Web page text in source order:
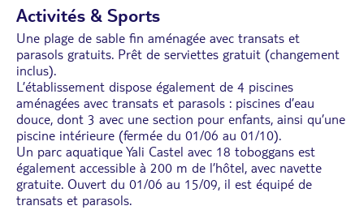
Activités & Sports
Une plage de sable fin aménagée avec transats et
parasols gratuits. Prêt de serviettes gratuit (changement
inclus).
L’établissement dispose également de 4 piscines
aménagées avec transats et parasols : piscines d’eau
douce, dont 3 avec une section pour enfants, ainsi qu’une
piscine intérieure (fermée du 01/06 au 01/10).
Un parc aquatique Yali Castel avec 18 toboggans est
également accessible à 200 m de l’hôtel, avec navette
gratuite. Ouvert du 01/06 au 15/09, il est équipé de
transats et parasols.